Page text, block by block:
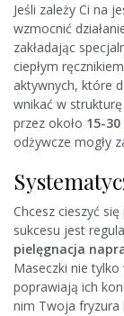
Jeśli zależy Ci na
wzmocnić
zakładając
ciepłym
aktywnych, które
wnikać w
przez około 15-
odżywcze mogły
Chcesz cieszyć
sukcesu jest
pielęgnacja
Maseczki nie
poprawiają ich
nim Twoja fryzura